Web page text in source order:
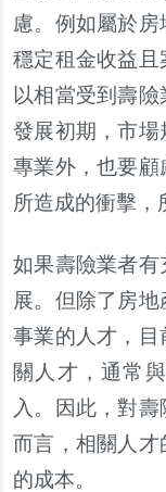
慮。例如屬於房
穩定租金收益
以相當受到壽
發展初期，市場
專業外，也要
所造成的衝擊
如果壽險業者
展。但除了房地
事業的人才，
關人才，通常
入。因此，對
而言，相關人
的成本。